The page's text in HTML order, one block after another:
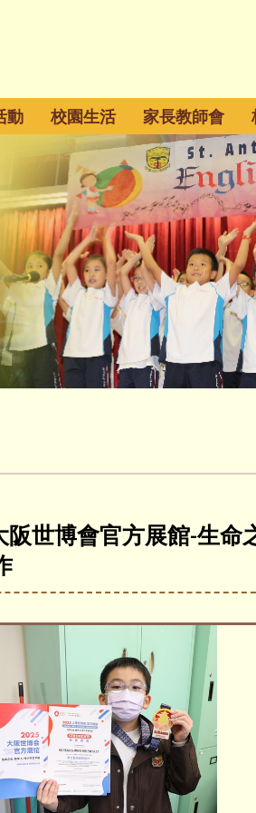
動 校園生活 家長教師會
世博會官方展館-生命